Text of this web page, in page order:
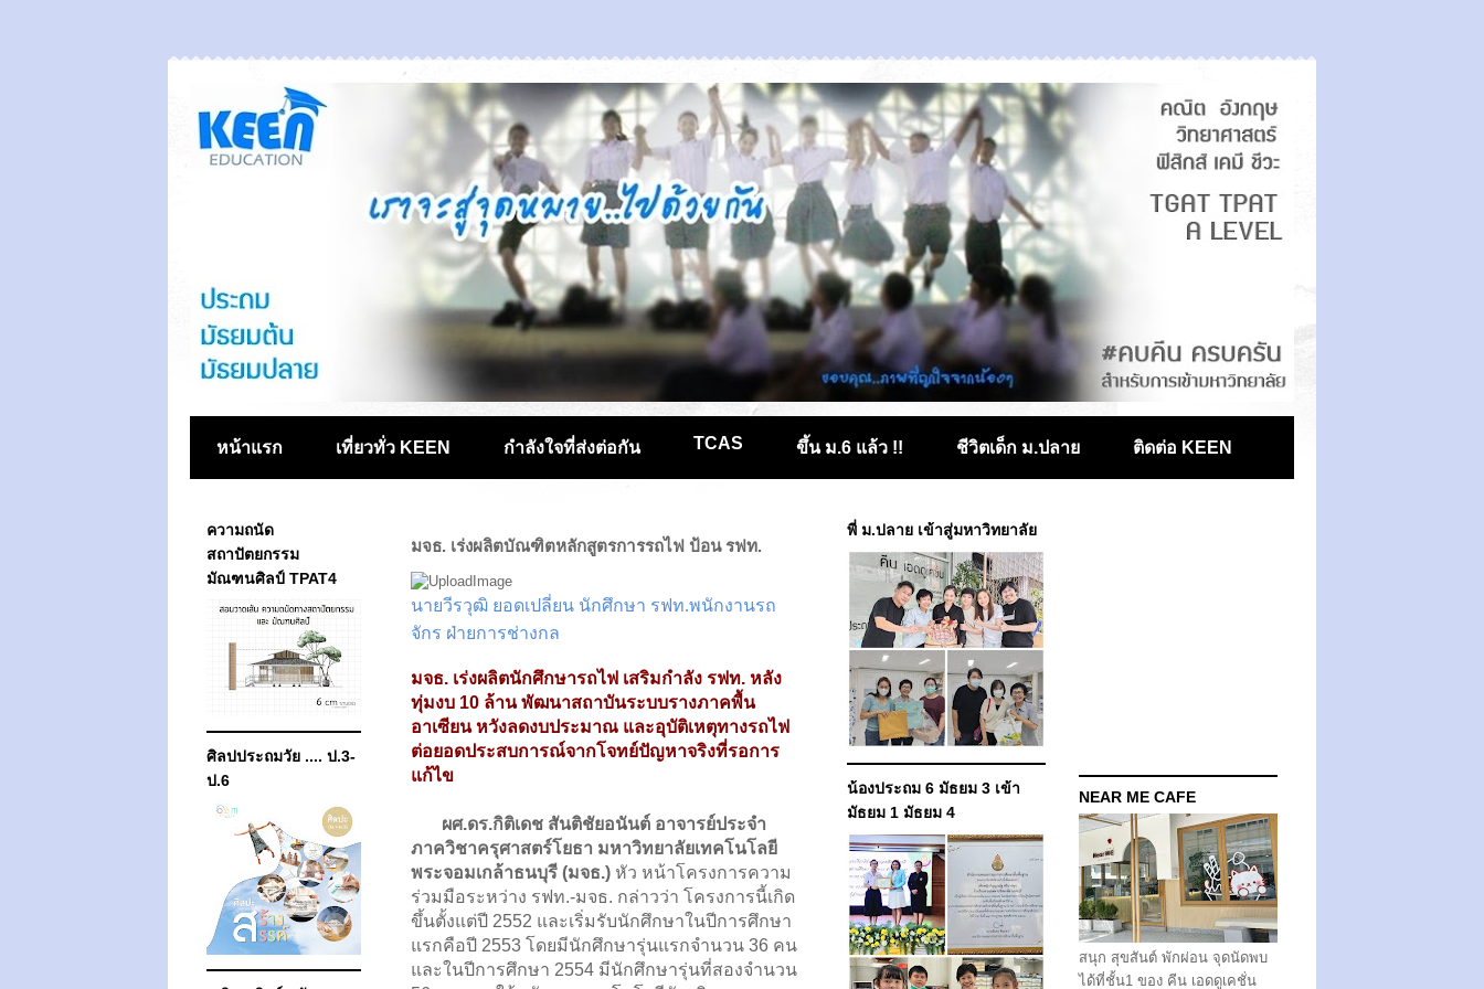
หน้าแรก เที่ยวทั่ว KEEN กำลังใจที่ส่งต่อกัน TCAS ขึ้น ม.6 แล้ว !! ชีวิตเด็ก ม.ปลาย ติดต่อ KEEN
มจธ. เร่งผลิตบัณฑิตหลักสูตรการรถไฟ ป้อน รฟท.
นายวีรวุฒิ ยอดเปลี่ยน นักศึกษา รฟท.พนักงานรถ
จักร ฝ่ายการช่างกล
มจธ. เร่งผลิตนักศึกษารถไฟ เสริมกำลัง รฟท. หลัง
ทุ่มงบ 10 ล้าน พัฒนาสถาบันระบบรางภาคพื้น
อาเซียน หวังลดงบประมาณ และอุบัติเหตุทางรถไฟ
ต่อยอดประสบการณ์จากโจทย์ปัญหาจริงที่รอการ
แก้ไข
ผศ.ดร.กิติเดช สันติชัยอนันต์ อาจารย์ประจำ
ภาควิชาครุศาสตร์โยธา มหาวิทยาลัยเทคโนโลยี
พระจอมเกล้าธนบุรี (มจธ.) หัว หน้าโครงการความ
ร่วมมือระหว่าง รฟท.-มจธ. กล่าวว่า โครงการนี้เกิด
ขึ้นตั้งแต่ปี 2552 และเริ่มรับนักศึกษาในปีการศึกษา
แรกคือปี 2553 โดยมีนักศึกษารุ่นแรกจำนวน 36 คน
และในปีการศึกษา 2554 มีนักศึกษารุ่นที่สองจำนวน
ความถนัด
สถาปัตยกรรม
มัณฑนศิลป์ TPAT4
ศิลปประถมวัย .... ป.3-
ป.6
พี่ ม.ปลาย เข้าสู่มหาวิทยาลัย
น้องประถม 6 มัธยม 3 เข้า
มัธยม 1 มัธยม 4
NEAR ME CAFE
สนุก สุขสันต์ พักผ่อน จุดนัดพบ
ได้ที่ชั้น1 ของ คีน เอดดูเคชั่น